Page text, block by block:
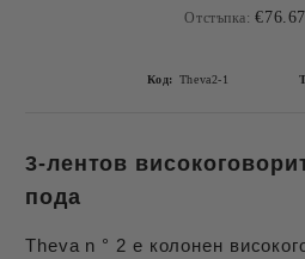
Отстъпка:
Код: Theva2-1
3-лентов
пода
Произведено
Франция
Theva n ° 2 е колонен